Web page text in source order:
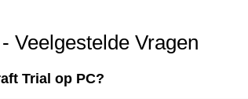
Veelgestelde Vragen
Trial op PC?